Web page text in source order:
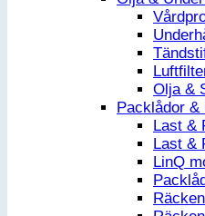
Olja &
Packlådor &
Last &
Last &
LinQ